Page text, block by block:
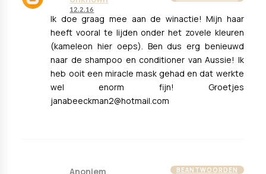
12.2.16
Ik doe graag mee aan de winactie! Mijn haar
heeft vooral te lijden onder het zovele kleuren
(kameleon hier oeps). Ben dus erg benieuwd
naar de shampoo en conditioner van Aussie! Ik
heb ooit een miracle mask gehad en dat werkte
wel enorm fijn! Groetjes
janabeeckman2@hotmail.com
Anoniem BEANTWOORDEN